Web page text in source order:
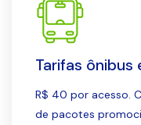
Tarifas ônibus
R$ 40 por acesso.
de pacotes